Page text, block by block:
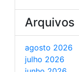
Arquivos
agosto 2026
julho 2026